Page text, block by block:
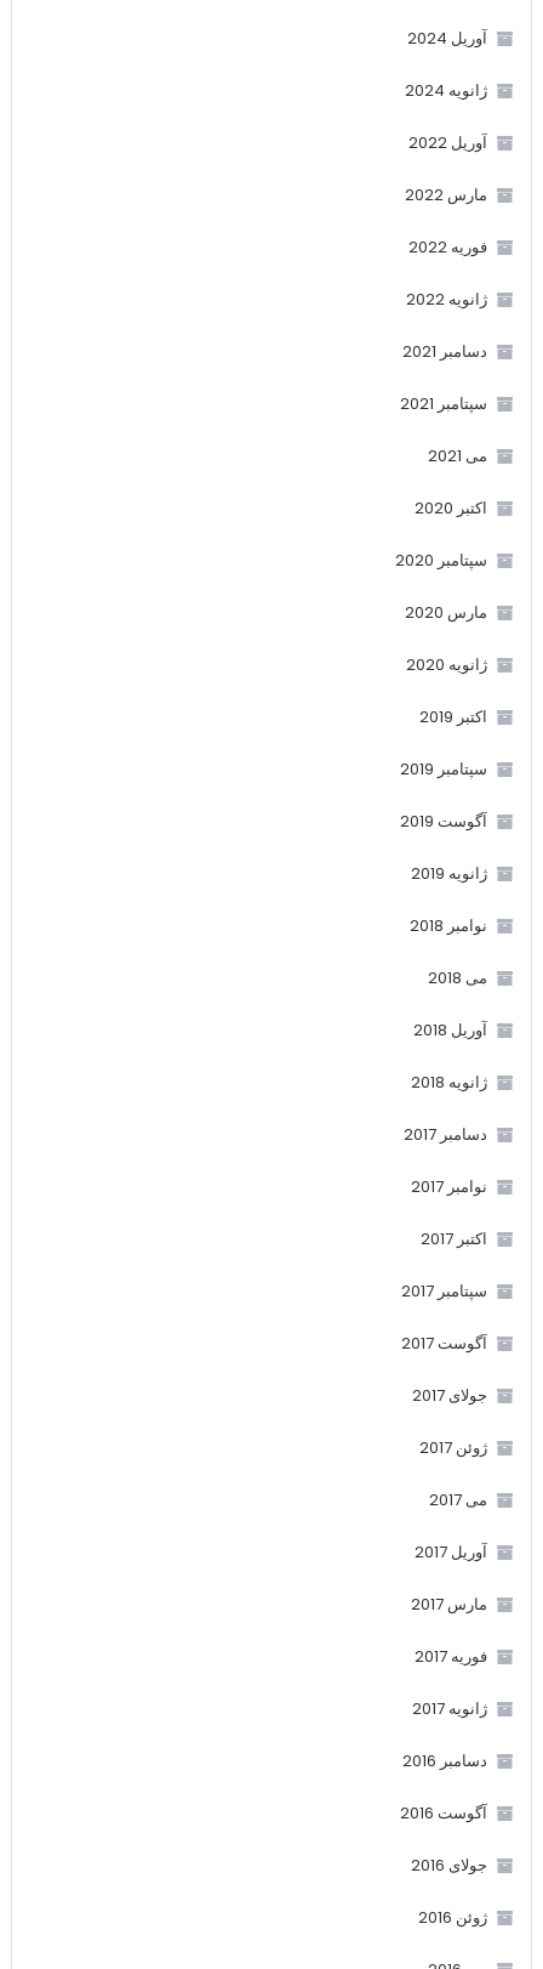
آوریل 2024
ژانویه 2024
آوریل 2022
مارس 2022
فوریه 2022
ژانویه 2022
دسامبر 2021
سپتامبر 2021
می 2021
اکتبر 2020
سپتامبر 2020
مارس 2020
ژانویه 2020
اکتبر 2019
سپتامبر 2019
آگوست 2019
ژانویه 2019
نوامبر 2018
می 2018
آوریل 2018
ژانویه 2018
دسامبر 2017
نوامبر 2017
اکتبر 2017
سپتامبر 2017
آگوست 2017
جولای 2017
ژوئن 2017
می 2017
آوریل 2017
مارس 2017
فوریه 2017
ژانویه 2017
دسامبر 2016
آگوست 2016
جولای 2016
ژوئن 2016